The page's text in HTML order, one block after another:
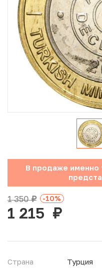
Юбилейные монеты
Памятные и
Иностранные монеты
Неофициальные выпуски
Античные и
В продаже именно
1 350руб. -10%
1 215 руб.
Страна
Турция